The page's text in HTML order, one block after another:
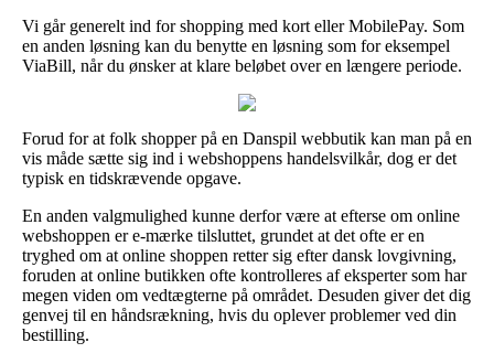
Vi går generelt ind for shopping med kort eller MobilePay. Som
en anden løsning kan du benytte en løsning som for eksempel
ViaBill, når du ønsker at klare beløbet over en længere periode.
Forud for at folk shopper på en Danspil webbutik kan man på en
vis måde sætte sig ind i webshoppens handelsvilkår, dog er det
typisk en tidskrævende opgave.
En anden valgmulighed kunne derfor være at efterse om online
webshoppen er e-mærke tilsluttet, grundet at det ofte er en
tryghed om at online shoppen retter sig efter dansk lovgivning,
foruden at online butikken ofte kontrolleres af eksperter som har
megen viden om vedtægterne på området. Desuden giver det dig
genvej til en håndsrækning, hvis du oplever problemer ved din
bestilling.